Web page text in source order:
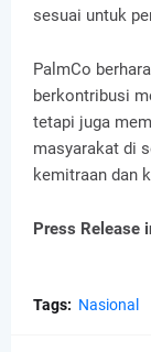
sesuai untuk
PalmCo
berkontribusi
tetapi juga
masyarakat di
kemitraan dan
Press Release
Tags: Nasional